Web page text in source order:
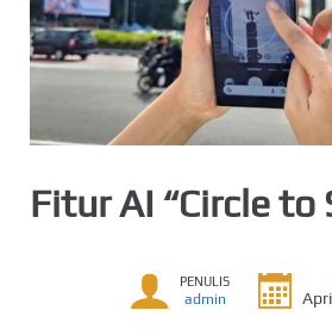
Fitur AI “Circle to
PENULIS
admin